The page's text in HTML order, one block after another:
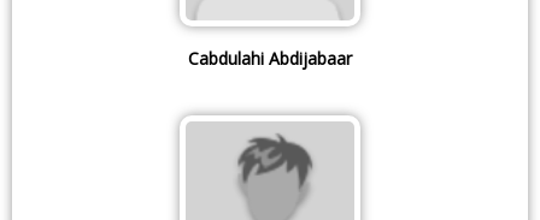
Cabdulahi Abdijabaar